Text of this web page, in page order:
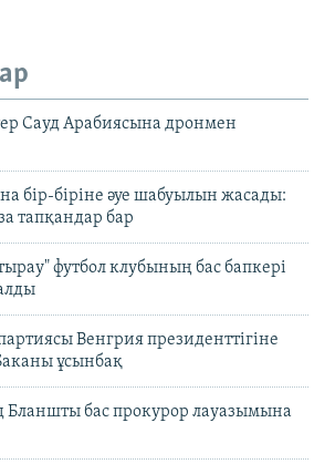
Сауд Арабиясына дронмен
бір-біріне әуе шабуылын жасады:
тапқандар бар
футбол клубының бас бапкері
Венгрия президенттігіне
ұсынбақ
Бланшты бас прокурор лауазымына